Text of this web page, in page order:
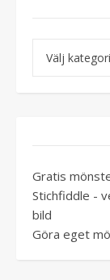
Gratis
Stichfiddle -
bild
Göra eget